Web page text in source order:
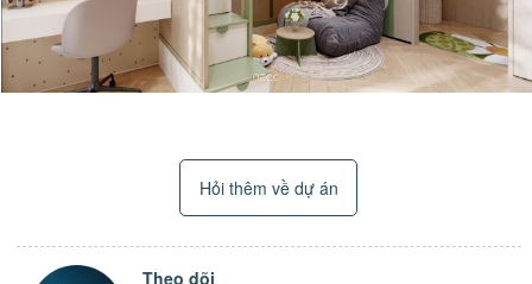
Hỏi thêm về dự án
Theo dõi